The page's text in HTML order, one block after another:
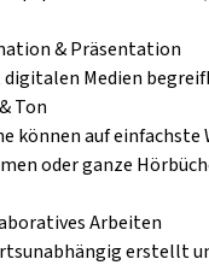
& Präsentation
Medien
Ton
können auf einfachste
oder ganze
Arbeiten
erstellt